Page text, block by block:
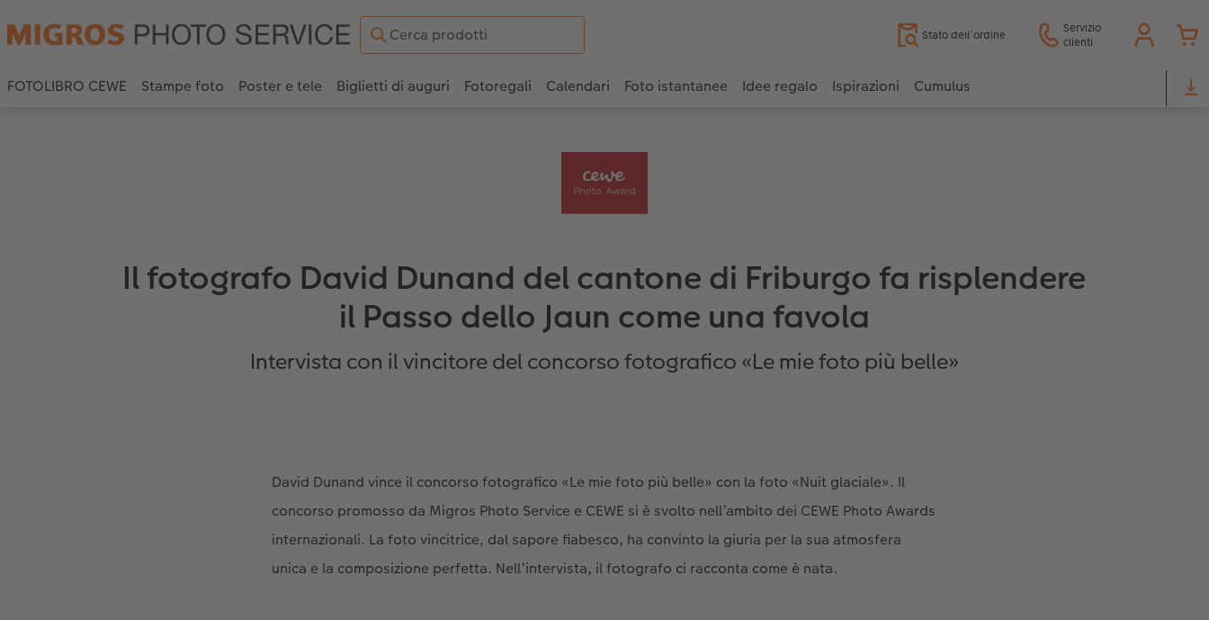
Stato dell’ordine
Servizio
clienti
FOTOLIBRO CEWE Stampe foto Poster e tele Biglietti di auguri Fotoregali Calendari Foto istantanee Idee regalo Ispirazioni Cumulus
Il fotografo David Dunand del cantone di Friburgo fa risplendere
il Passo dello Jaun come una favola
Intervista con il vincitore del concorso fotografico «Le mie foto più belle»
David Dunand vince il concorso fotografico «Le mie foto più belle» con la foto «Nuit glaciale». Il
concorso promosso da Migros Photo Service e CEWE si è svolto nell’ambito dei CEWE Photo Awards
internazionali. La foto vincitrice, dal sapore fiabesco, ha convinto la giuria per la sua atmosfera
unica e la composizione perfetta. Nell’intervista, il fotografo ci racconta come è nata.